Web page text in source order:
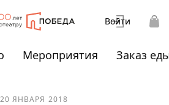
Войти
Мероприятия Заказ
20 ЯНВАРЯ 2018